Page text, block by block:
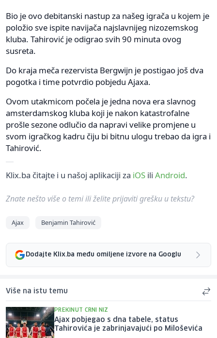
Bio je ovo debitanski nastup za našeg igrača u kojem je
položio sve ispite navijača najslavnijeg nizozemskog
kluba. Tahirović je odigrao svih 90 minuta ovog
susreta.
Do kraja meča rezervista Bergwijn je postigao još dva
pogotka i time potvrdio pobjedu Ajaxa.
Ovom utakmicom počela je jedna nova era slavnog
amsterdamskog kluba koji je nakon katastrofalne
prošle sezone odlučio da napravi velike promjene u
svom igračkog kadru čiju bi bitnu ulogu trebao da igra i
Tahirović.
Klix.ba čitajte i u našoj aplikaciji za iOS ili Android.
Znate nešto više o temi ili želite prijaviti grešku u tekstu?
Ajax Benjamin Tahirović
Dodajte Klix.ba među omiljene izvore na Googlu
Više na istu temu
PREKINUT CRNI NIZ
Ajax pobjegao s dna tabele, status
Tahirovića je zabrinjavajući po Miloševića